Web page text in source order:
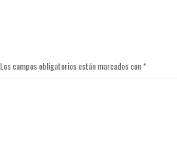
Los campos obligatorios están marcados con*